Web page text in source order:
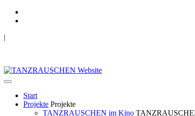
|
Start
Projekte Projekte
TANZRAUSCHEN im Kino